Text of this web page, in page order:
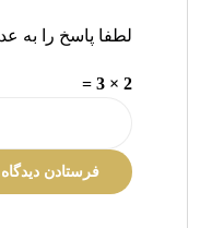
لطفا پاسخ را به
2 × 3 =